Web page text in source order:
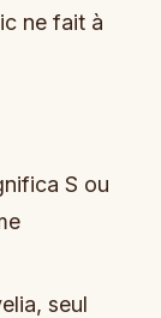
ne fait à
S ou
seul